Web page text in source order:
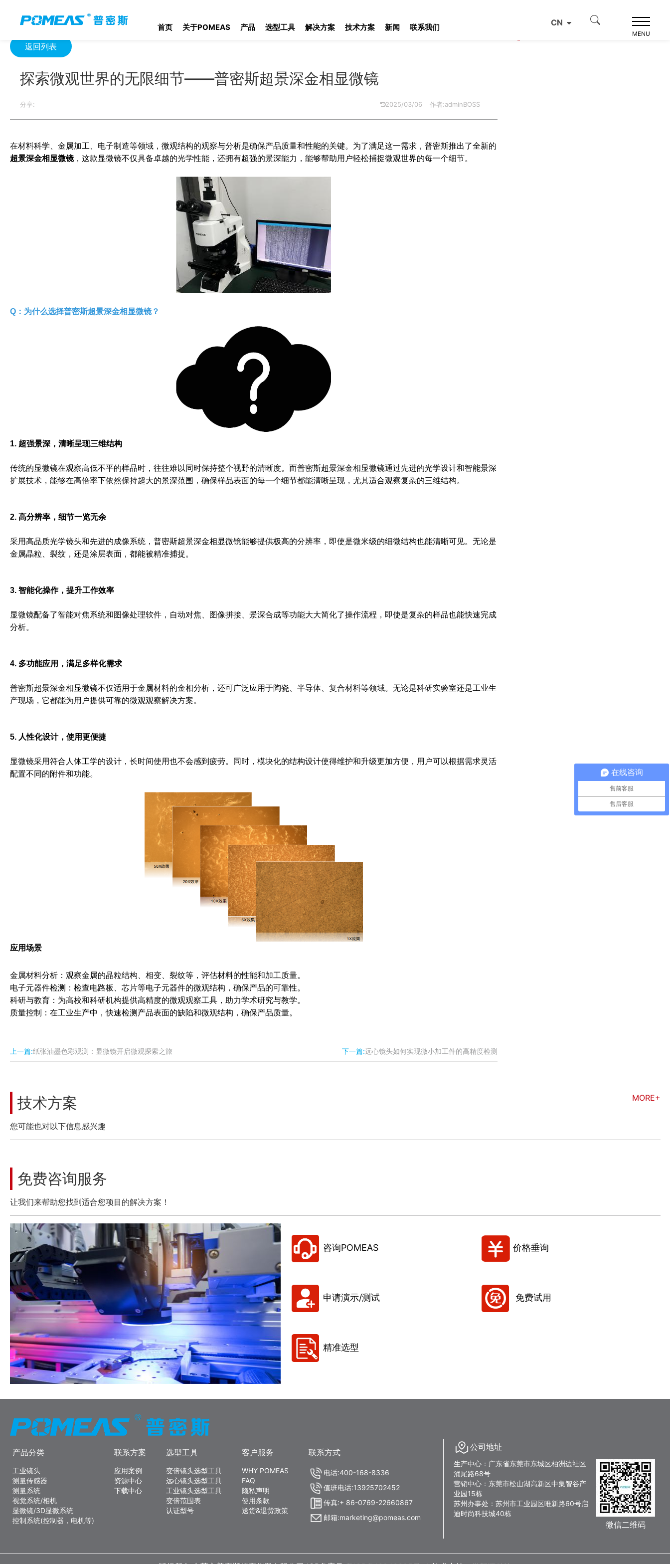
首页 关于POMEAS 产品 选型工具 解决方案 技术方案 新闻 联系我们 CN
MENU
返回列表
探索微观世界的无限细节——普密斯超景深金相显微镜
分享: 2025/03/06 作者:adminBOSS
在材料科学、金属加工、电子制造等领域，微观结构的观察与分析是确保产品质量和性能的关键。为了满足这一需求，普密斯推出了全新的
超景深金相显微镜，这款显微镜不仅具备卓越的光学性能，还拥有超强的景深能力，能够帮助用户轻松捕捉微观世界的每一个细节。
Q：为什么选择普密斯超景深金相显微镜？
1. 超强景深，清晰呈现三维结构
传统的显微镜在观察高低不平的样品时，往往难以同时保持整个视野的清晰度。而普密斯超景深金相显微镜通过先进的光学设计和智能景深
扩展技术，能够在高倍率下依然保持超大的景深范围，确保样品表面的每一个细节都能清晰呈现，尤其适合观察复杂的三维结构。
2. 高分辨率，细节一览无余
采用高品质光学镜头和先进的成像系统，普密斯超景深金相显微镜能够提供极高的分辨率，即使是微米级的细微结构也能清晰可见。无论是
金属晶粒、裂纹，还是涂层表面，都能被精准捕捉。
3. 智能化操作，提升工作效率
显微镜配备了智能对焦系统和图像处理软件，自动对焦、图像拼接、景深合成等功能大大简化了操作流程，即使是复杂的样品也能快速完成
分析。
4. 多功能应用，满足多样化需求
普密斯超景深金相显微镜不仅适用于金属材料的金相分析，还可广泛应用于陶瓷、半导体、复合材料等领域。无论是科研实验室还是工业生
产现场，它都能为用户提供可靠的微观观察解决方案。
5. 人性化设计，使用更便捷
显微镜采用符合人体工学的设计，长时间使用也不会感到疲劳。同时，模块化的结构设计使得维护和升级更加方便，用户可以根据需求灵活
配置不同的附件和功能。
应用场景
金属材料分析：观察金属的晶粒结构、相变、裂纹等，评估材料的性能和加工质量。
电子元器件检测：检查电路板、芯片等电子元器件的微观结构，确保产品的可靠性。
科研与教育：为高校和科研机构提供高精度的微观观察工具，助力学术研究与教学。
质量控制：在工业生产中，快速检测产品表面的缺陷和微观结构，确保产品质量。
上一篇:纸张油墨色彩观测：显微镜开启微观探索之旅 下一篇:远心镜头如何实现微小加工件的高精度检测
技术方案 MORE+
您可能也对以下信息感兴趣
免费咨询服务
让我们来帮助您找到适合您项目的解决方案！
咨询POMEAS 价格垂询
申请演示/测试 免费试用
精准选型
产品分类
工业镜头
测量传感器
测量系统
视觉系统/相机
显微镜/3D显微系统
控制系统(控制器，电机等)
联系方案
应用案例
资源中心
下载中心
选型工具
变倍镜头选型工具
远心镜头选型工具
工业镜头选型工具
变倍范围表
认证型号
客户服务
WHY POMEAS
FAQ
隐私声明
使用条款
送货&退货政策
联系方式
电话:400-168-8336
值班电话:13925702452
传真:+ 86-0769-22660867
邮箱:marketing@pomeas.com
公司地址
生产中心：广东省东莞市东城区柏洲边社区
涌尾路68号
营销中心：东莞市松山湖高新区中集智谷产
业园15栋
苏州办事处：苏州市工业园区唯新路60号启
迪时尚科技城40栋
微信二维码
在线咨询
售前客服
售后客服